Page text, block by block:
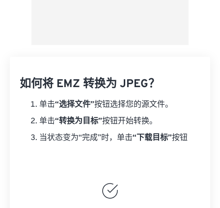
如何将 EMZ 转换为 JPEG？
单击“选择文件”按钮选择您的源文件。
单击“转换为目标”按钮开始转换。
当状态变为“完成”时，单击“下载目标”按钮